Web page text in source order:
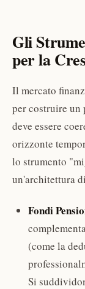
Gli
per la
Il mercato
per costruire un
deve essere
orizzonte
lo strumento
un'architettura
Fondi
(come la
Si